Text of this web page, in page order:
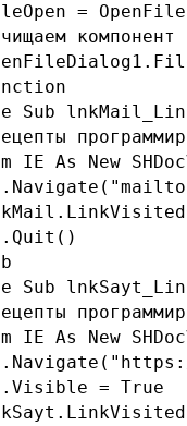
=
компонент
Sub
IE As New
Sub
IE As New
= True